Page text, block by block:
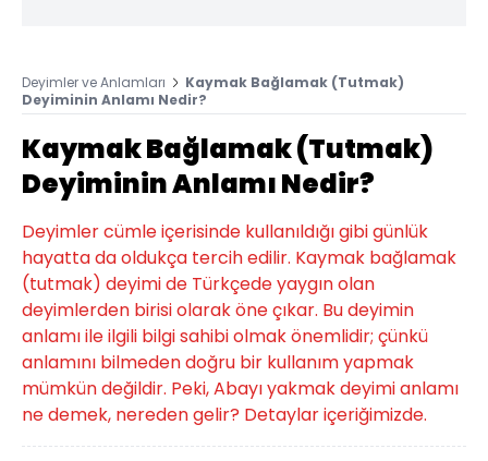
Deyimler ve Anlamları
Kaymak Bağlamak (Tutmak)
Deyiminin Anlamı Nedir?
Kaymak Bağlamak (Tutmak)
Deyiminin Anlamı Nedir?
Deyimler cümle içerisinde kullanıldığı gibi günlük
hayatta da oldukça tercih edilir. Kaymak bağlamak
(tutmak) deyimi de Türkçede yaygın olan
deyimlerden birisi olarak öne çıkar. Bu deyimin
anlamı ile ilgili bilgi sahibi olmak önemlidir; çünkü
anlamını bilmeden doğru bir kullanım yapmak
mümkün değildir. Peki, Abayı yakmak deyimi anlamı
ne demek, nereden gelir? Detaylar içeriğimizde.